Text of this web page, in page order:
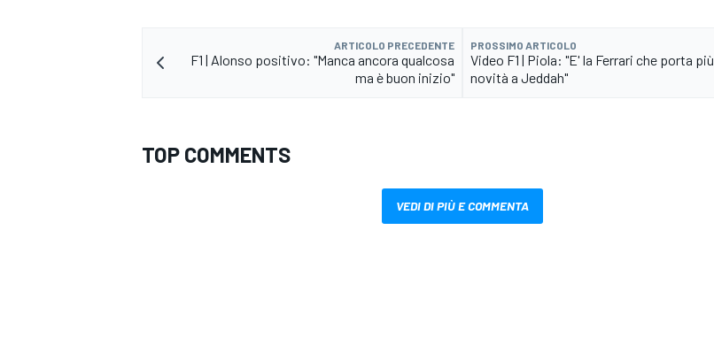
ARTICOLO PRECEDENTE
F1 | Alonso positivo: "Manca ancora qualcosa
ma è buon inizio"
PROSSIMO ARTICOLO
Video F1 | Piola: "E' la Ferrari che porta più
novità a Jeddah"
TOP COMMENTS
VEDI DI PIÙ E COMMENTA